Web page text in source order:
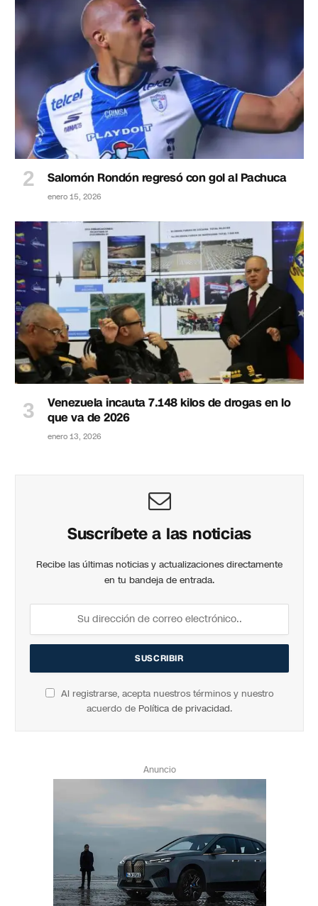
Salomón Rondón regresó con gol al Pachuca
enero 15, 2026
Venezuela incauta 7.148 kilos de drogas en lo
que va de 2026
enero 13, 2026
Suscríbete a las noticias
Recibe las últimas noticias y actualizaciones directamente
en tu bandeja de entrada.
Al registrarse, acepta nuestros términos y nuestro
acuerdo de Política de privacidad.
Anuncio